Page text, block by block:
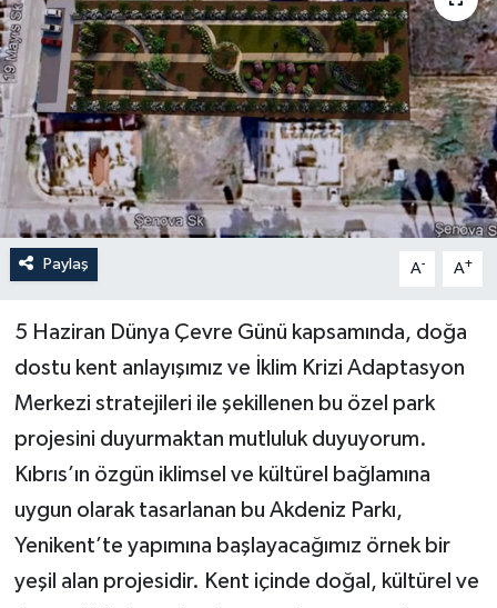
Paylaş A- A+
5 Haziran Dünya Çevre Günü kapsamında, doğa
dostu kent anlayışımız ve İklim Krizi Adaptasyon
Merkezi stratejileri ile şekillenen bu özel park
projesini duyurmaktan mutluluk duyuyorum.
Kıbrıs’ın özgün iklimsel ve kültürel bağlamına
uygun olarak tasarlanan bu Akdeniz Parkı,
Yenikent’te yapımına başlayacağımız örnek bir
yeşil alan projesidir. Kent içinde doğal, kültürel ve